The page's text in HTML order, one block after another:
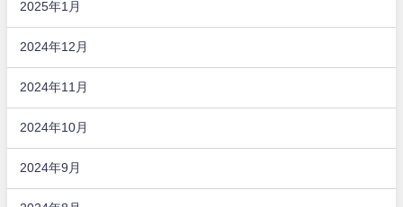
2025年1月
2024年12月
2024年11月
2024年10月
2024年9月